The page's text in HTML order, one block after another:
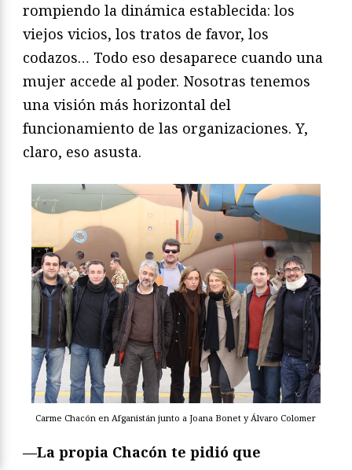
rompiendo la dinámica establecida: los
viejos vicios, los tratos de favor, los
codazos… Todo eso desaparece cuando una
mujer accede al poder. Nosotras tenemos
una visión más horizontal del
funcionamiento de las organizaciones. Y,
claro, eso asusta.
Carme Chacón en Afganistán junto a Joana Bonet y Álvaro Colomer
—La propia Chacón te pidió que